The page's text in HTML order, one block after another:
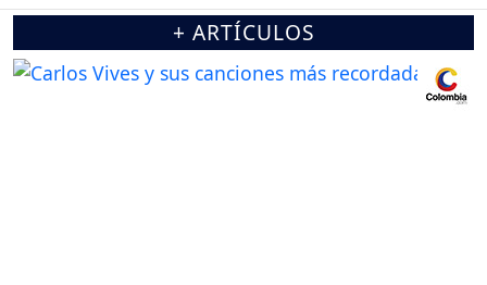
+ ARTÍCULOS